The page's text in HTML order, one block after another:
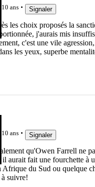
ans Signaler
les choix proposés la
j'aurais mis
c'est une vile
les yeux, superbe
ans Signaler
qu'Owen Farrell ne
il aurait fait une fourchette à
Afrique du Sud ou quelque
suivre!